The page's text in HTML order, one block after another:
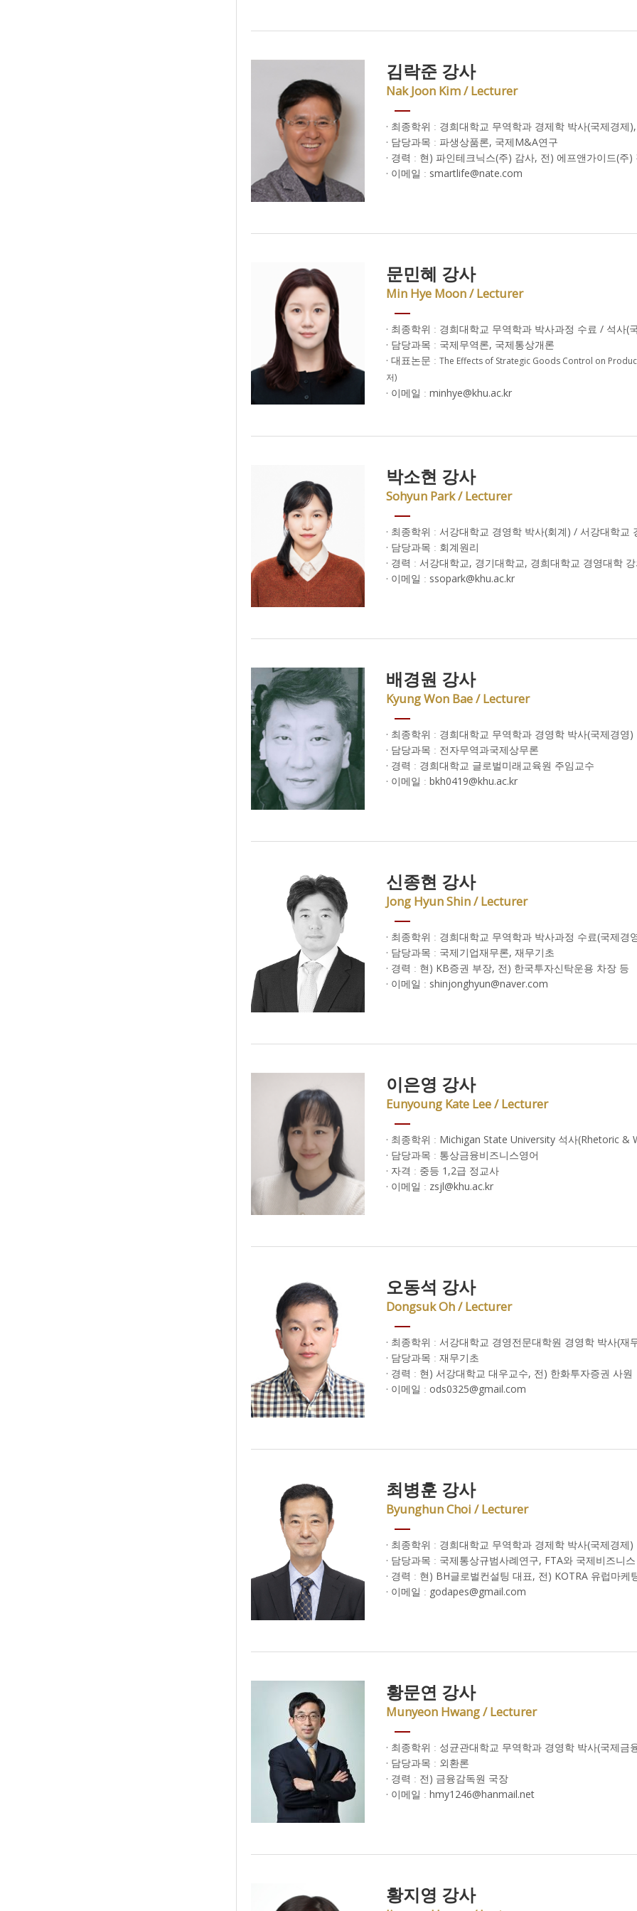
김락준 강사
Nak Joon Kim / Lecturer
· 최종학위 ː 경희대학교 무역학과 경제학 박사(국제경
· 담당과목 ː 파생상품론, 국제M&A연구
· 경력 ː 현) 파인테크닉스(주) 감사, 전) 에프앤가이드(주)
· 이메일 ː smartlife@nate.com
문민혜 강사
Min Hye Moon / Lecturer
· 최종학위 ː 경희대학교 무역학과 박사과정 수료 / 석사(
· 담당과목 ː 국제무역론, 국제통상개론
· 대표논문 ː The Effects of Strategic Goods Control on
저)
· 이메일 ː minhye@khu.ac.kr
박소현 강사
Sohyun Park / Lecturer
· 최종학위 ː 서강대학교 경영학 박사(회계) / 서강대학
· 담당과목 ː 회계원리
· 경력 ː 서강대학교, 경기대학교, 경희대학교 경영대학 강
· 이메일 ː ssopark@khu.ac.kr
배경원 강사
Kyung Won Bae / Lecturer
· 최종학위 ː 경희대학교 무역학과 경영학 박사(국제경영)
· 담당과목 ː 전자무역과국제상무론
· 경력 ː 경희대학교 글로벌미래교육원 주임교수
· 이메일 ː bkh0419@khu.ac.kr
신종현 강사
Jong Hyun Shin / Lecturer
· 최종학위 ː 경희대학교 무역학과 박사과정 수료(국제경
· 담당과목 ː 국제기업재무론, 재무기초
· 경력 ː 현) KB증권 부장, 전) 한국투자신탁운용 차장 등
· 이메일 ː shinjonghyun@naver.com
이은영 강사
Eunyoung Kate Lee / Lecturer
· 최종학위 ː Michigan State University 석사(Rhetoric &
· 담당과목 ː 통상금융비즈니스영어
· 자격 ː 중등 1,2급 정교사
· 이메일 ː zsjl@khu.ac.kr
오동석 강사
Dongsuk Oh / Lecturer
· 최종학위 ː 서강대학교 경영전문대학원 경영학 박사(재
· 담당과목 ː 재무기초
· 경력 ː 현) 서강대학교 대우교수, 전) 한화투자증권 사원
· 이메일 ː ods0325@gmail.com
최병훈 강사
Byunghun Choi / Lecturer
· 최종학위 ː 경희대학교 무역학과 경제학 박사(국제경제)
· 담당과목 ː 국제통상규범사례연구, FTA와 국제비즈니스
· 경력 ː 현) BH글로벌컨설팅 대표, 전) KOTRA 유럽마케
· 이메일 ː godapes@gmail.com
황문연 강사
Munyeon Hwang / Lecturer
· 최종학위 ː 성균관대학교 무역학과 경영학 박사(국제금
· 담당과목 ː 외환론
· 경력 ː 전) 금융감독원 국장
· 이메일 ː hmy1246@hanmail.net
황지영 강사